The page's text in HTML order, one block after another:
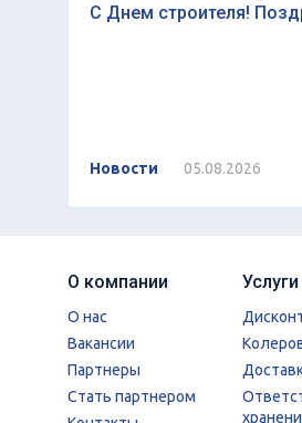
С Днем строителя!
Новости 05.08.2026
О компании
О нас
Вакансии
Партнеры
Стать партнером
Услуги